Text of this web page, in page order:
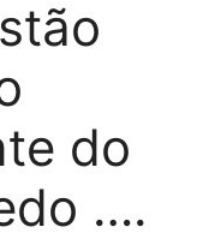
do
….